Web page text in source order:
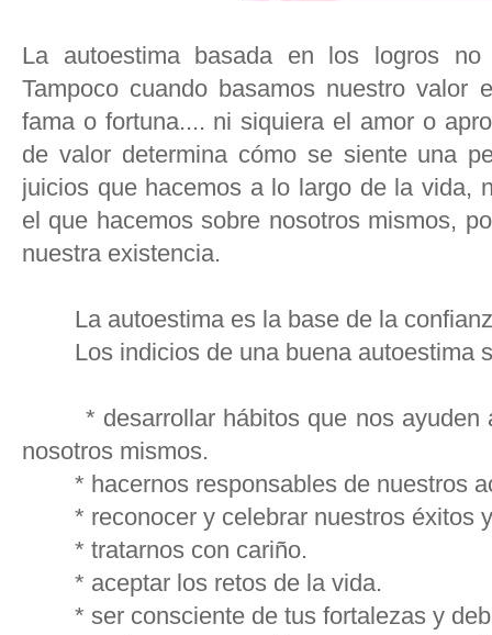
La autoestima basada en los logros no
Tampoco cuando basamos nuestro valor
fama o fortuna.... ni siquiera el amor o
de valor determina cómo se siente una
juicios que hacemos a lo largo de la vida,
el que hacemos sobre nosotros mismos,
nuestra existencia.
La autoestima es la base de la
Los indicios de una buena autoestima
* desarrollar hábitos que nos ayuden a
nosotros mismos.
* hacernos responsables de nuestros
* reconocer y celebrar nuestros éxitos
* tratarnos con cariño.
* aceptar los retos de la vida.
* ser consciente de tus fortalezas y